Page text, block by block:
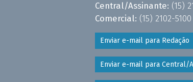
Central/Assinante: (15)
Comercial: (15) 2102-
Enviar e-mail para Redação
Enviar e-mail para Central/